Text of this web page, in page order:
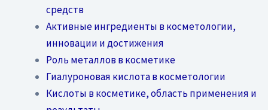
средств
Активные ингредиенты в косметологии,
инновации и достижения
Роль металлов в косметике
Гиалуроновая кислота в косметологии
Кислоты в косметике, область применения и